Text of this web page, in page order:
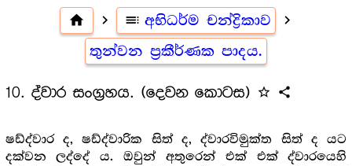
home navigate_next toc අභිධර්ම චන්ද්‍රිකාව navigate_next
තුන්වන ප්‍රකීර්ණක පාදය.
10. ද්වාර සංග්‍රහය. (දෙවන කොටස) star_outline share
ෂඩ්ද්වාර ද, ෂඩ්ද්වාරික සිත් ද, ද්වාරවිමුක්ත සිත් ද යට
දක්වන ලද්දේ ය. ඔවුන් අතුරෙන් එක් එක් ද්වාරයෙහි